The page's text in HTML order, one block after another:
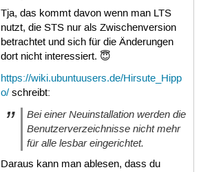
Tja, das kommt davon wenn man LTS
nutzt, die STS nur als Zwischenversion
betrachtet und sich für die Änderungen
dort nicht interessiert. 😇
https://wiki.ubuntuusers.de/Hirsute_Hipp
o/schreibt:
Bei einer Neuinstallation werden die
Benutzerverzeichnisse nicht mehr
für alle lesbar eingerichtet.
Daraus kann man ablesen, dass du